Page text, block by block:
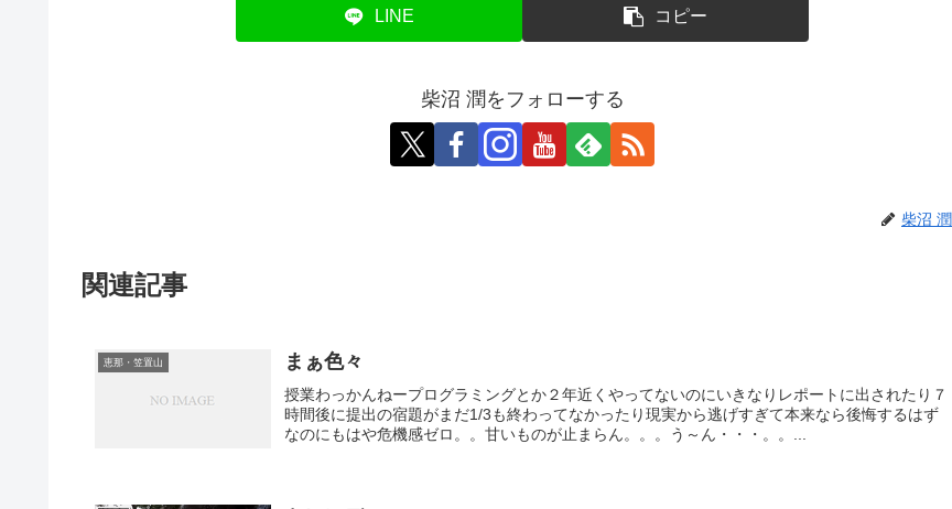
LINE コピー
柴沼 潤をフォローする
柴沼 潤
関連記事
恵那・笠置山 まぁ色々
授業わっかんねープログラミングとか２年近くやってないのにいきなりレポートに出されたり７
時間後に提出の宿題がまだ1/3も終わってなかったり現実から逃げすぎて本来なら後悔するはず
なのにもはや危機感ゼロ。。甘いものが止まらん。。。う～ん・・・。。...